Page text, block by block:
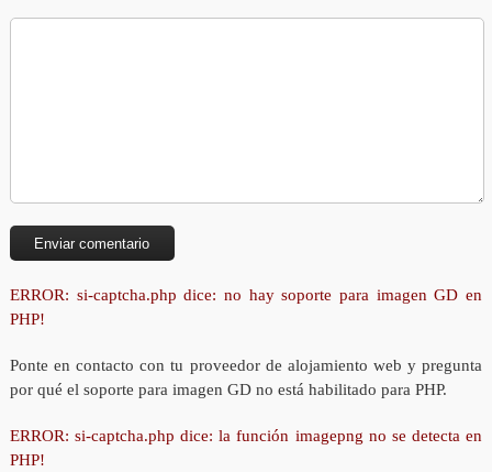
ERROR: si-captcha.php dice: no hay soporte para imagen GD en
PHP!
Ponte en contacto con tu proveedor de alojamiento web y pregunta
por qué el soporte para imagen GD no está habilitado para PHP.
ERROR: si-captcha.php dice: la función imagepng no se detecta en
PHP!